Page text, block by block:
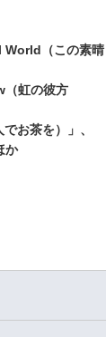
World（この素晴
（虹の彼方
お茶を）」、
か